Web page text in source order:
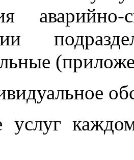
аварийно-
услуг